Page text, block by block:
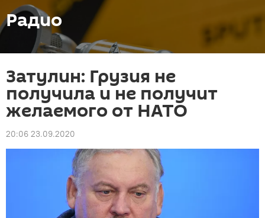
Радио
Затулин: Грузия не
получила и не получит
желаемого от НАТО
20:06 23.09.2020